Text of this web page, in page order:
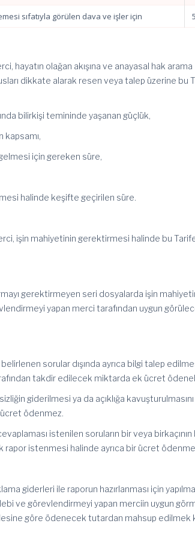
sıfatıyla görülen dava ve işler için
hayatın olağan akışına ve anayasal hak arama
dikkate alarak resen veya talep üzerine bu
bilirkişi temininde yaşanan güçlük,
kapsamı,
için gereken süre,
halinde keşifte geçirilen süre.
işin mahiyetinin gerektirmesi halinde bu
gerektirmeyen seri dosyalarda işin
yapan merci tarafından uygun
sorular dışında ayrıca bilgi talep
takdir edilecek miktarda ek ücret
giderilmesi ya da açıklığa
ödenmez.
istenilen soruların bir veya birkaçının
rapor istenmesi halinde ayrıca bir ücret
giderleri ile raporun hazırlanması için
ve görevlendirmeyi yapan merciin uygun
göre ödenecek tutardan mahsup edilmek